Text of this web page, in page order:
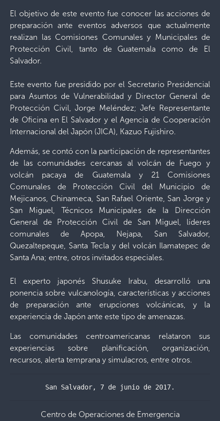
El objetivo de este evento fue conocer las acciones de
preparación ante eventos adversos que actualmente
realizan las Comisiones Comunales y Municipales de
Protección Civil, tanto de Guatemala como de El
Salvador.
Este evento fue presidido por el Secretario Presidencial
para Asuntos de Vulnerabilidad y Director General de
Protección Civil, Jorge Meléndez; Jefe Representante
de Oficina en El Salvador y el Agencia de Cooperación
Internacional del Japón (JICA), Kazuo Fujishiro.
Además, se contó con la participación de representantes
de las comunidades cercanas al volcán de Fuego y
volcán pacaya de Guatemala y 21 Comisiones
Comunales de Protección Civil del Municipio de
Mejicanos, Chinameca, San Rafael Oriente, San Jorge y
San Miguel, Técnicos Municipales de la Dirección
General de Protección Civil de San Miguel, líderes
comunales de Apopa, Nejapa, San Salvador,
Quezaltepeque, Santa Tecla y del volcán Ilamatepec de
Santa Ana; entre, otros invitados especiales.
El experto japonés Shusuke Irabu, desarrolló una
ponencia sobre vulcanología, características y acciones
de preparación ante erupciones volcánicas, y la
experiencia de Japón ante este tipo de amenazas.
Las comunidades centroamericanas relataron sus
experiencias sobre planificación, organización,
recursos, alerta temprana y simulacros, entre otros.
San Salvador, 7 de junio de 2017.
Centro de Operaciones de Emergencia